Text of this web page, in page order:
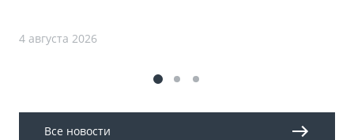
4 августа 2026
Все новости